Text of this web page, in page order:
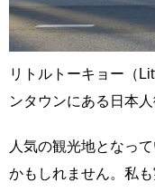
リトルトーキョー（
ンタウンにある日本人
人気の観光地となっ
かもしれません。私